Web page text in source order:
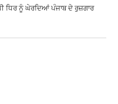
ਧਿਰ ਨੂੰ ਘੇਰਦਿਆਂ ਪੰਜਾਬ ਦੇ ਰੁਜ਼ਗਾਰ